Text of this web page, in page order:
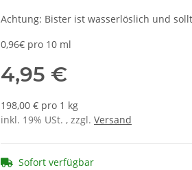
Achtung: Bister ist wasserlöslich und
0,96€ pro 10 ml
4,95 €
198,00 € pro 1 kg
inkl. 19% USt. , zzgl. Versand
Sofort verfügbar